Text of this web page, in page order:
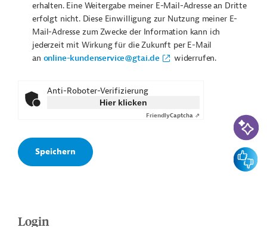
erhalten. Eine Weitergabe meiner E-Mail-Adresse an Dritte
erfolgt nicht. Diese Einwilligung zur Nutzung meiner E-
Mail-Adresse zum Zwecke der Information kann ich
jederzeit mit Wirkung für die Zukunft per E-Mail
an online-kundenservice@gtai.de widerrufen.
Anti-Roboter-Verifizierung
Hier klicken
FriendlyCaptcha ⇗
Login
KI-